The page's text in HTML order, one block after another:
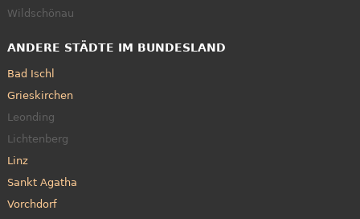
Wildschönau
ANDERE STÄDTE IM BUNDESLAND
Bad Ischl
Grieskirchen
Leonding
Lichtenberg
Linz
Sankt Agatha
Vorchdorf